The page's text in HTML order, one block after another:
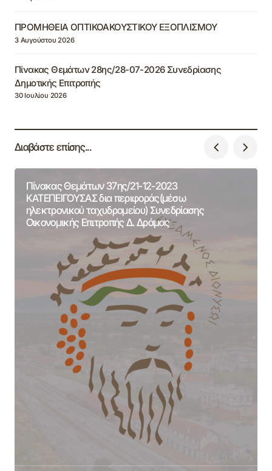
ΠΡΟΜΗΘΕΙΑ ΟΠΤΙΚΟΑΚΟΥΣΤΙΚΟΥ ΕΞΟΠΛΙΣΜΟΥ
3 Αυγούστου 2026
Πίνακας Θεμάτων 28ης/28-07-2026 Συνεδρίασης
Δημοτικής Επιτροπής
30 Ιουλίου 2026
Διαβάστε επίσης...
Πίνακας Θεμάτων 37ης/21-12-2023
ΚΑΤΕΠΕΙΓΟΥΣΑΣ δια περιφοράς(μέσω
ηλεκτρονικού ταχυδρομείου) Συνεδρίασης
Οικονομικής Επιτροπής Δ. Δράμας